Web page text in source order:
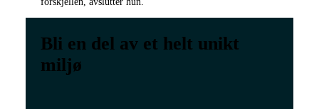
Bli en del av et helt unikt
miljø